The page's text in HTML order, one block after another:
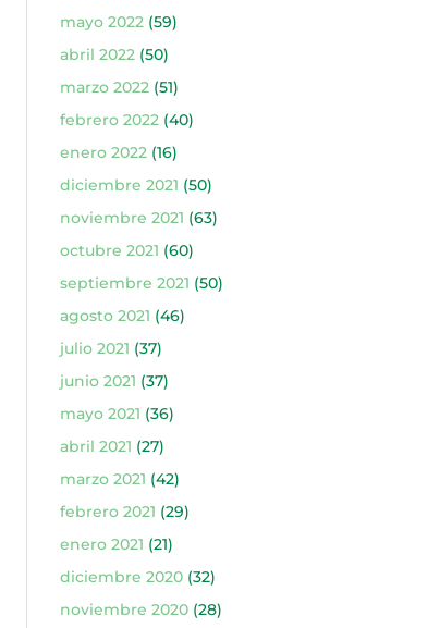
mayo 2022(59)
abril 2022(50)
marzo 2022(51)
febrero 2022(40)
enero 2022(16)
diciembre 2021 (50)
noviembre 2021 (63)
octubre 2021 (60)
septiembre 2021 (50)
agosto 2021 (46)
julio 2021 (37)
junio 2021 (37)
mayo 2021 (36)
abril 2021 (27)
marzo 2021 (42)
febrero 2021 (29)
enero 2021 (21)
diciembre 2020(32)
noviembre 2020(28)